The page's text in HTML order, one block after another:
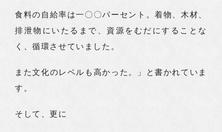
食料の自給率は一〇〇パーセント。着物、木材、
排泄物にいたるまで、資源をむだにすることな
く、循環させていました。
また文化のレベルも高かった。」と書かれていま
す。
そして、更に